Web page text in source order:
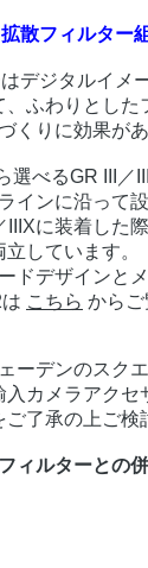
散フィルター
デジタルイメ
ふわりとした
くりに効果があ
選べるGR III／
インに沿って
IIIXに装着した
立しています。
ドデザインと
こちら からご
ーデンのスク
カメラアクセ
了承の上ご検
ィルターとの併